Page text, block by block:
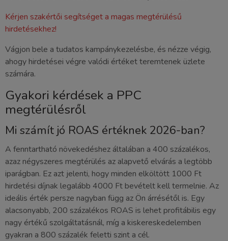
Kérjen szakértői segítséget a magas megtérülésű
hirdetésekhez!
Vágjon bele a tudatos kampánykezelésbe, és nézze végig,
ahogy hirdetései végre valódi értéket teremtenek üzlete
számára.
Gyakori kérdések a PPC
megtérülésről
Mi számít jó ROAS értéknek 2026-ban?
A fenntartható növekedéshez általában a 400 százalékos,
azaz négyszeres megtérülés az alapvető elvárás a legtöbb
iparágban. Ez azt jelenti, hogy minden elköltött 1000 Ft
hirdetési díjnak legalább 4000 Ft bevételt kell termelnie. Az
ideális érték persze nagyban függ az Ön árrésétől is. Egy
alacsonyabb, 200 százalékos ROAS is lehet profitábilis egy
nagy értékű szolgáltatásnál, míg a kiskereskedelemben
gyakran a 800 százalék feletti szint a cél.